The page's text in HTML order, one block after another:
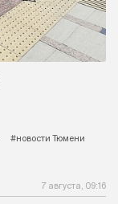
#новости Тюмени
7 августа, 09:16